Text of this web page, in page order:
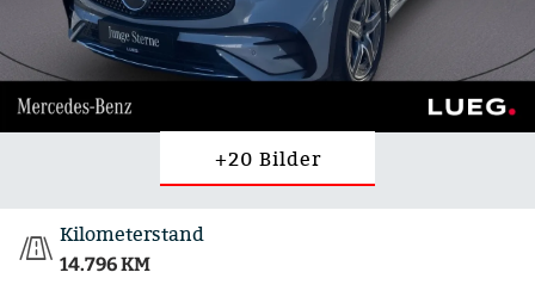
+20 Bilder
Kilometerstand
14.796 KM